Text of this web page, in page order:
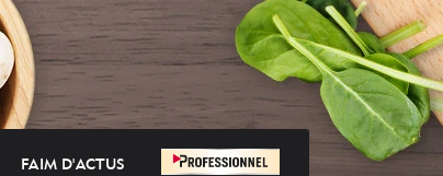
FAIM D'ACTUS